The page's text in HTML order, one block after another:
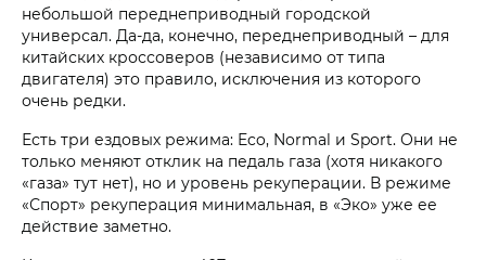
небольшой переднеприводный городской
универсал. Да-да, конечно, переднеприводный – для
китайских кроссоверов (независимо от типа
двигателя) это правило, исключения из которого
очень редки.
Есть три ездовых режима: Eco, Normal и Sport. Они не
только меняют отклик на педаль газа (хотя никакого
«газа» тут нет), но и уровень рекуперации. В режиме
«Спорт» рекуперация минимальная, в «Эко» уже ее
действие заметно.